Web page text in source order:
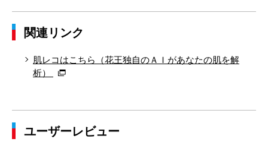
関連リンク
肌レコはこちら（花王独自のＡＩがあなたの肌を解
析）
ユーザーレビュー